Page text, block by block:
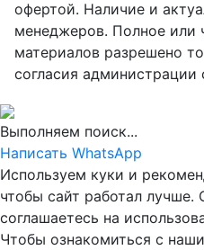
офертой. Наличие и
менеджеров. Полное или
материалов разрешено
согласия администрации
Выполняем поиск...
Написать WhatsApp
Используем куки и
чтобы сайт работал лучше.
соглашаетесь на
Чтобы ознакомиться с